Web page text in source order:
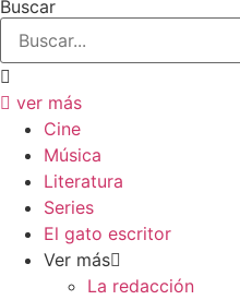
Buscar
ver más
Cine
Música
Literatura
Series
El gato escritor
Ver más
La redacción